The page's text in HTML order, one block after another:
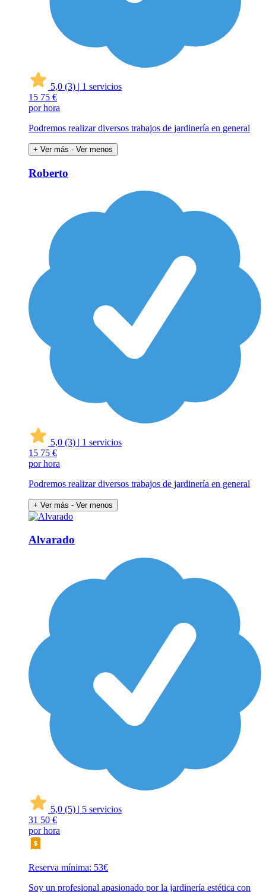
5,0 (3) | 1 servicios
15 75 €
por hora
Podremos realizar diversos trabajos de jardinería en general
+ Ver más - Ver menos
Roberto
5,0 (3) | 1 servicios
15 75 €
por hora
Podremos realizar diversos trabajos de jardinería en general
+ Ver más - Ver menos
Alvarado
5,0 (5) | 5 servicios
31 50 €
por hora
Reserva mínima: 53€
Soy un profesional apasionado por la jardinería estética con